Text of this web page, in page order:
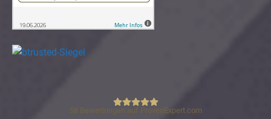
58 Bewertungen auf ProvenExpert.com